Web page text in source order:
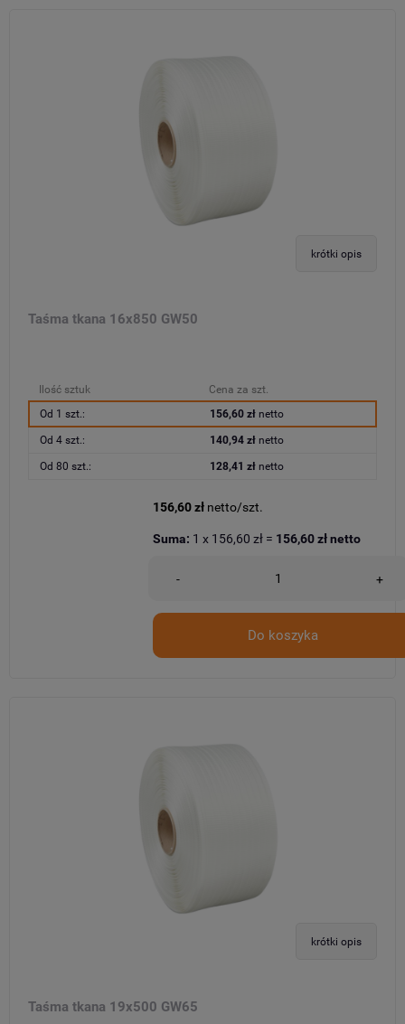
krótki opis
Taśma tkana 16x850 GW50
Ilość sztuk
Cena za szt.
Od 1 szt.:
156,60 złnetto
Od 4 szt.: 140,94 złnetto
Od 80 szt.: 128,41 złnetto
156,60 zł netto/szt.
- +
Do koszyka
Suma: 1 x 156,60 zł = 156,60 złnetto
krótki opis
Taśma tkana 19x500 GW65